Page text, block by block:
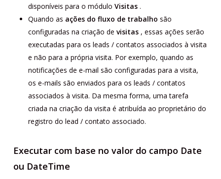
disponíveis para o módulo Visitas.
Quando as ações do fluxo de trabalho são
configuradas na criação de visitas, essas ações serão
executadas para os leads / contatos associados à visita
e não para a própria visita. Por exemplo, quando as
notificações de e-mail são configuradas para a visita,
os e-mails são enviados para os leads / contatos
associados à visita. Da mesma forma, uma tarefa
criada na criação da visita é atribuída ao proprietário do
registro do lead / contato associado.
Executar com base no valor do campo Date
ou DateTime